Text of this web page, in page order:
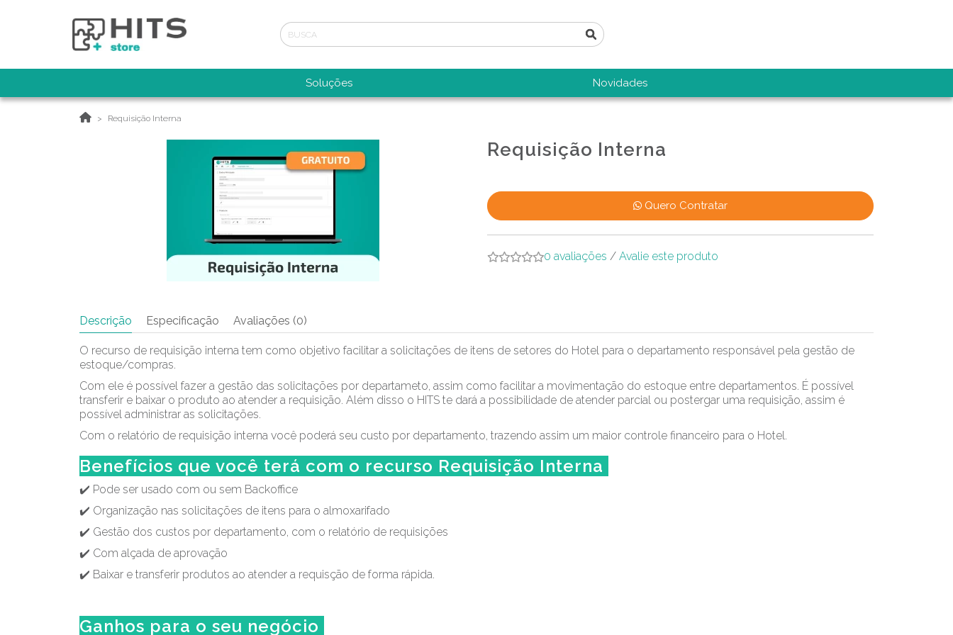
Soluções Novidades
Requisição Interna
Requisição Interna
Quero Contratar
0 avaliações / Avalie este produto
Descrição Especificação Avaliações (0)
O recurso de requisição interna tem como objetivo facilitar a solicitações de itens de setores do Hotel para o departamento responsável pela gestão de
estoque/compras.
Com ele é possível fazer a gestão das solicitações por departameto, assim como facilitar a movimentação do estoque entre departamentos. É possível
transferir e baixar o produto ao atender a requisição. Além disso o HITS te dará a possibilidade de atender parcial ou postergar uma requisição, assim é
possível administrar as solicitações.
Com o relatório de requisição interna você poderá seu custo por departamento, trazendo assim um maior controle financeiro para o Hotel.
Benefícios que você terá com o recurso Requisição Interna
✔️ Pode ser usado com ou sem Backoffice
✔️ Organização nas solicitações de itens para o almoxarifado
✔️ Gestão dos custos por departamento, com o relatório de requisições
✔️ Com alçada de aprovação
✔️ Baixar e transferir produtos ao atender a requisção de forma rápida.
Ganhos para o seu negócio